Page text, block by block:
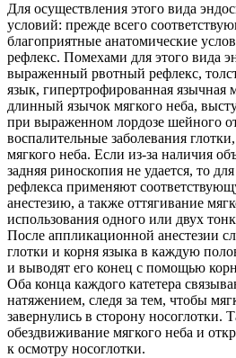
Для осуществления этого вида
условий: прежде всего
благоприятные анатомические
рефлекс. Помехами для этого вида
выраженный рвотный рефлекс,
язык, гипертрофированная язычная
длинный язычок мягкого неба,
при выраженном лордозе шейного
воспалительные заболевания
мягкого неба. Если из-за наличия
задняя риноскопия не удается, то
рефлекса применяют
анестезию, а также оттягивание
использования одного или двух
После аппликационной анестезии
глотки и корня языка в каждую
и выводят его конец с помощью
Оба конца каждого катетера
натяжением, следя за тем, чтобы
завернулись в сторону носоглотки.
обездвиживание мягкого неба и
к осмотру носоглотки.